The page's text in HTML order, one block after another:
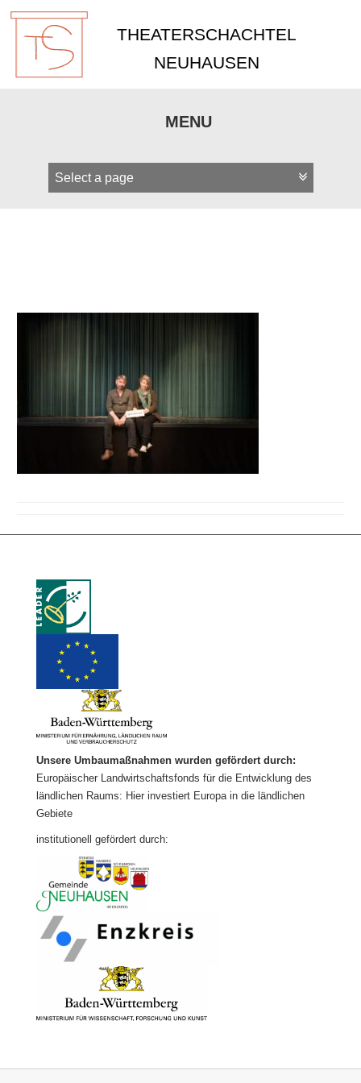
THEATERSCHACHTEL
NEUHAUSEN
MENU
Inhalt
Unsere Umbaumaßnahmen wurden gefördert durch:
Europäischer Landwirtschaftsfonds für die Entwicklung des
ländlichen Raums: Hier investiert Europa in die ländlichen
Gebiete
institutionell gefördert durch: